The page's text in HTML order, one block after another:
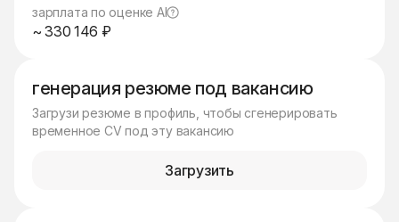
генерация резюме под вакансию
Загрузи резюме в профиль, чтобы сгенерировать
временное CV под эту вакансию
Загрузить
зарплата по оценке AI
~ 330 146 ₽